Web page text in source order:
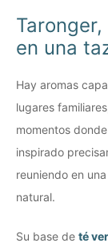
en una
Hay aromas
lugares
momentos
inspirado
reuniendo en
natural.
Su base de té